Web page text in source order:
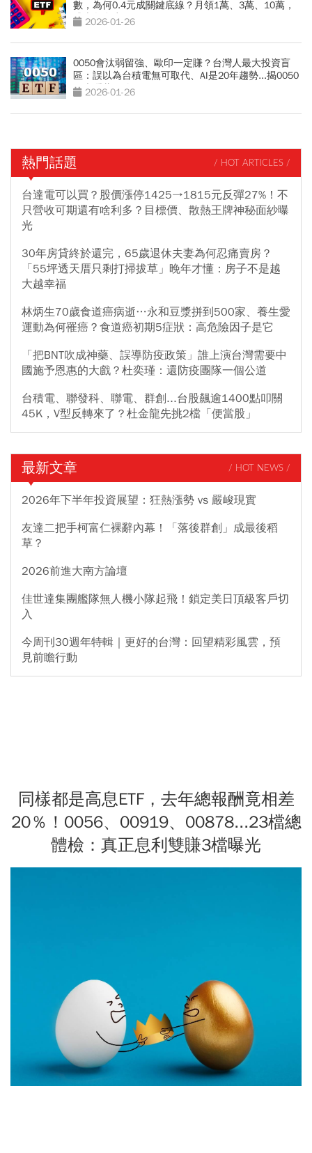
數，為何0.4元成關鍵底線？月領1萬、3萬、10萬，
成本各多少？
2026-01-26
0050會汰弱留強、歐印一定賺？台灣人最大投資盲
區：誤以為台積電無可取代、AI是20年趨勢...揭0050
兩大隱藏風險
2026-01-26
熱門話題 / HOT ARTICLES /
台達電可以買？股價漲停1425→1815元反彈27%！不
只營收可期還有啥利多？目標價、散熱王牌神秘面紗曝
光
30年房貸終於還完，65歲退休夫妻為何忍痛賣房？
「55坪透天厝只剩打掃拔草」晚年才懂：房子不是越
大越幸福
林炳生70歲食道癌病逝…永和豆漿拼到500家、養生愛
運動為何罹癌？食道癌初期5症狀：高危險因子是它
「把BNT吹成神藥、誤導防疫政策」誰上演台灣需要中
國施予恩惠的大戲？杜奕瑾：還防疫團隊一個公道
台積電、聯發科、聯電、群創...台股飆逾1400點叩關
45K，V型反轉來了？杜金龍先挑2檔「便當股」
最新文章 / HOT NEWS /
2026年下半年投資展望：狂熱漲勢 vs 嚴峻現實
友達二把手柯富仁裸辭內幕！「落後群創」成最後稻
草？
2026前進大南方論壇
佳世達集團艦隊無人機小隊起飛！鎖定美日頂級客戶切
入
今周刊30週年特輯｜更好的台灣：回望精彩風雲，預
見前瞻行動
同樣都是高息ETF，去年總報酬竟相差
20％！0056、00919、00878...23檔總
體檢：真正息利雙賺3檔曝光